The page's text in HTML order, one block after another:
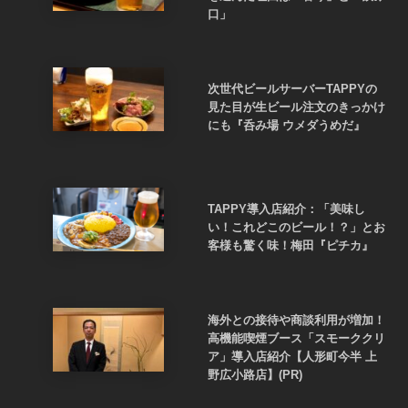
口」
次世代ビールサーバーTAPPYの
見た目が生ビール注文のきっかけ
にも『呑み場 ウメダうめだ』
TAPPY導入店紹介：「美味し
い！これどこのビール！？」とお
客様も驚く味！梅田『ピチカ』
海外との接待や商談利用が増加！
高機能喫煙ブース「スモーククリ
ア」導入店紹介【人形町今半 上
野広小路店】(PR)